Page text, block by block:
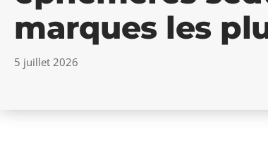
marques les
5 juillet 2026